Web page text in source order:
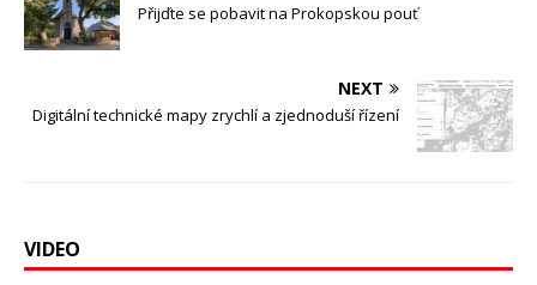
Přijďte se pobavit na Prokopskou pouť
NEXT
Digitální technické mapy zrychlí a zjednoduší řízení
VIDEO